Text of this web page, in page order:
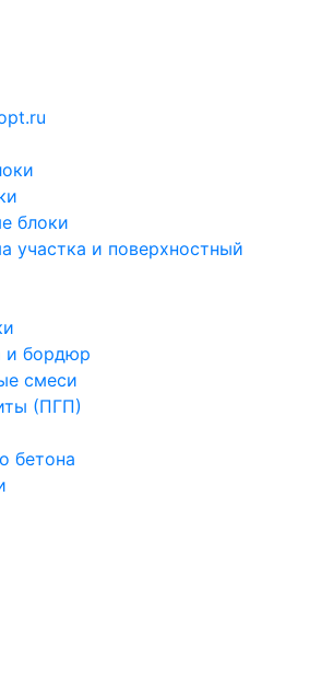
блоки
участка и поверхностный
и бордюр
смеси
(ПГП)
бетона